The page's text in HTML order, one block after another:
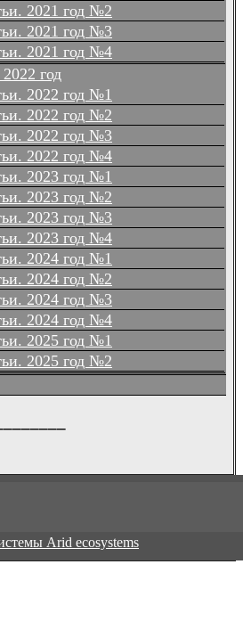
2021 год №2
2021 год №3
2021 год №4
год
2022 год №1
2022 год №2
2022 год №3
2022 год №4
2023 год №1
2023 год №2
2023 год №3
2023 год №4
2024 год №1
2024 год №2
2024 год №3
2024 год №4
2025 год №1
2025 год №2
Arid ecosystems